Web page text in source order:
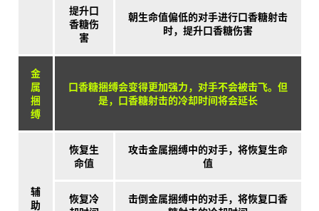
提升口
香糖伤
害
朝生命值偏低的对手进行口香糖射击
时，提升口香糖伤害
金
属
捆
缚
口香糖捆缚会变得更加强力，对手不会被击飞。但
是，口香糖射击的冷却时间将会延长
辅
助
恢复生
命值
攻击金属捆缚中的对手，将恢复生命
值
恢复冷
击倒金属捆缚中的对手，将恢复口香